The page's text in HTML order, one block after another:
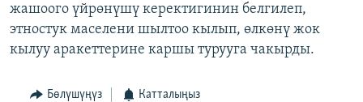
жашоого үйрөнүшү керектигинин белгилеп,
этностук маселени шылтоо кылып, өлкөнү жок
кылуу аракеттерине каршы турууга чакырды.
Бөлүшүңүз Катталыңыз